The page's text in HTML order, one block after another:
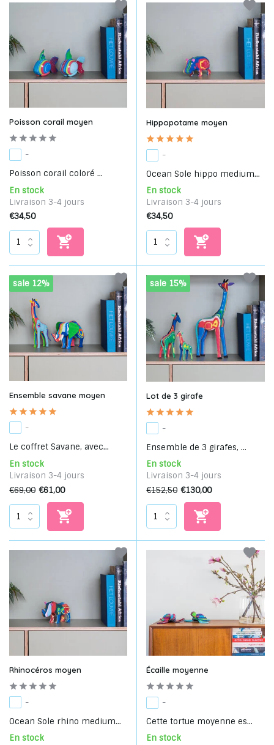
Poisson corail moyen
-
Poisson corail coloré ...
En stock
Livraison 3-4 jours
€34,50
Hippopotame moyen
-
Ocean Sole hippo medium...
En stock
Livraison 3-4 jours
€34,50
sale 12%
Ensemble savane moyen
-
Le coffret Savane, avec...
En stock
Livraison 3-4 jours
€69,00 €61,00
sale 15%
Lot de 3 girafe
-
Ensemble de 3 girafes, ...
En stock
Livraison 3-4 jours
€152,50 €130,00
Rhinocéros moyen
-
Ocean Sole rhino medium...
En stock
Écaille moyenne
-
Cette tortue moyenne es...
En stock